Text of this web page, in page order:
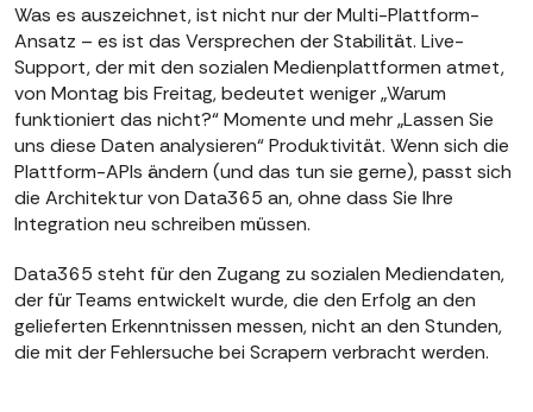
Was es auszeichnet, ist nicht nur der Multi-Plattform-
Ansatz – es ist das Versprechen der Stabilität. Live-
Support, der mit den sozialen Medienplattformen atmet,
von Montag bis Freitag, bedeutet weniger „Warum
funktioniert das nicht?“ Momente und mehr „Lassen Sie
uns diese Daten analysieren“ Produktivität. Wenn sich die
Plattform-APIs ändern (und das tun sie gerne), passt sich
die Architektur von Data365 an, ohne dass Sie Ihre
Integration neu schreiben müssen.
Data365 steht für den Zugang zu sozialen Mediendaten,
der für Teams entwickelt wurde, die den Erfolg an den
gelieferten Erkenntnissen messen, nicht an den Stunden,
die mit der Fehlersuche bei Scrapern verbracht werden.